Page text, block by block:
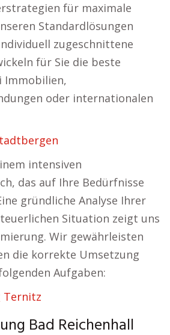
für maximale
Standardlösungen
zugeschnittene
für Sie die beste
Immobilien,
oder internationalen
intensiven
das auf Ihre Bedürfnisse
gründliche Analyse Ihrer
Situation zeigt uns
Wir gewährleisten
die korrekte Umsetzung
Aufgaben:
Ternitz
Bad Reichenhall